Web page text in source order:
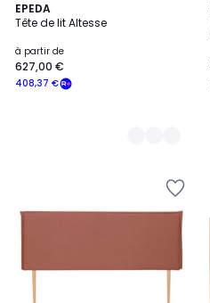
EPEDA
Tête de lit Altesse
à partir de
408,37 €
627,00 €
3
Couleurs